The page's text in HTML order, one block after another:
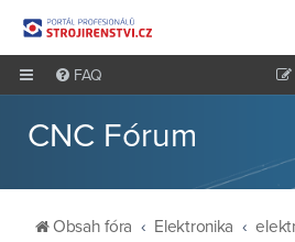
FAQ
CNC Fórum
Obsah fóra Elektronika